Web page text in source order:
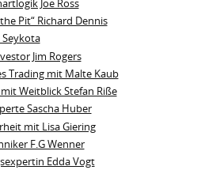
Joe Ross
Pit“ Richard Dennis
Seykota
Jim Rogers
Trading mit Malte Kaub
Weitblick Stefan Riße
Sascha Huber
mit Lisa Giering
F.G Wenner
Edda Vogt